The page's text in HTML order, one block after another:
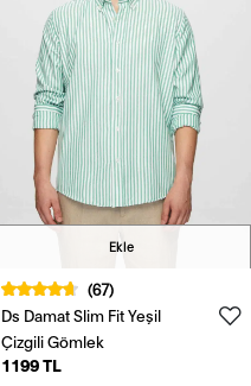
Ekle
(67)
Ds Damat Slim Fit Yeşil
Çizgili Gömlek
1199 TL